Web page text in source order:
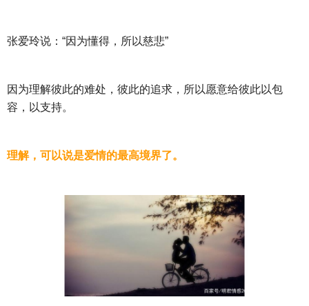
张爱玲说：“因为懂得，所以慈悲”
因为理解彼此的难处，彼此的追求，所以愿意给彼此以包
容，以支持。
理解，可以说是爱情的最高境界了。